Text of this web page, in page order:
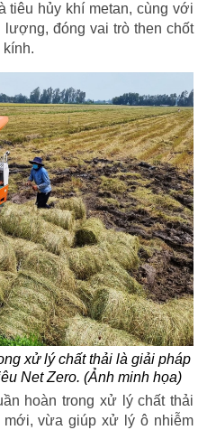
tiêu hủy khí metan, cùng với
đóng vai trò then chốt
kính.
xử lý chất thải là giải pháp
Net Zero. (Ảnh minh họa)
hoàn trong xử lý chất thải
vừa giúp xử lý ô nhiễm